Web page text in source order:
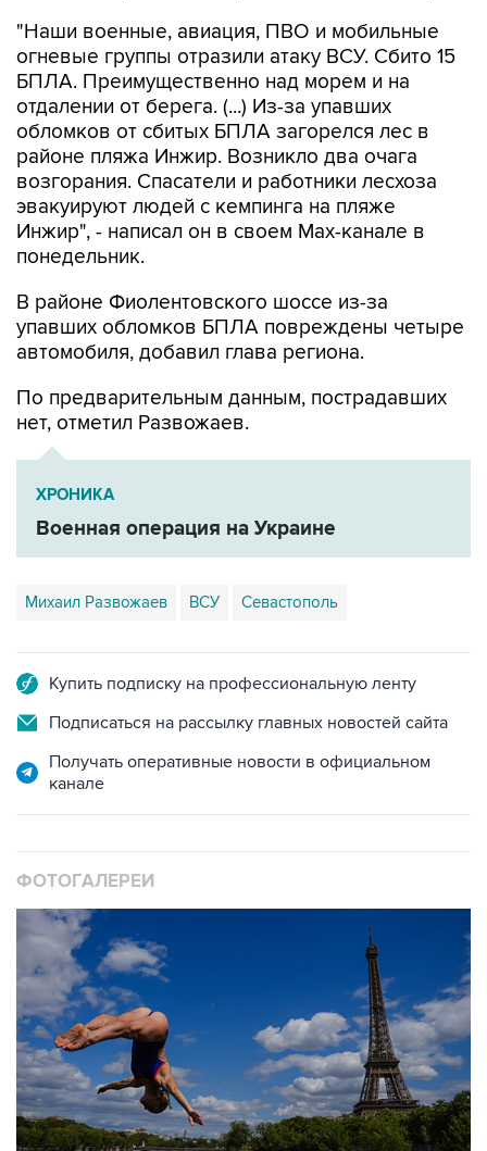
"Наши военные, авиация, ПВО и мобильные
огневые группы отразили атаку ВСУ. Сбито 15
БПЛА. Преимущественно над морем и на
отдалении от берега. (...) Из-за упавших
обломков от сбитых БПЛА загорелся лес в
районе пляжа Инжир. Возникло два очага
возгорания. Спасатели и работники лесхоза
эвакуируют людей с кемпинга на пляже
Инжир", - написал он в своем Мах-канале в
понедельник.
В районе Фиолентовского шоссе из-за
упавших обломков БПЛА повреждены четыре
автомобиля, добавил глава региона.
По предварительным данным, пострадавших
нет, отметил Развожаев.
ХРОНИКА
Военная операция на Украине
Михаил Развожаев ВСУ Севастополь
Купить подписку на профессиональную ленту
Подписаться на рассылку главных новостей сайта
Получать оперативные новости в официальном
канале
ФОТОГАЛЕРЕИ